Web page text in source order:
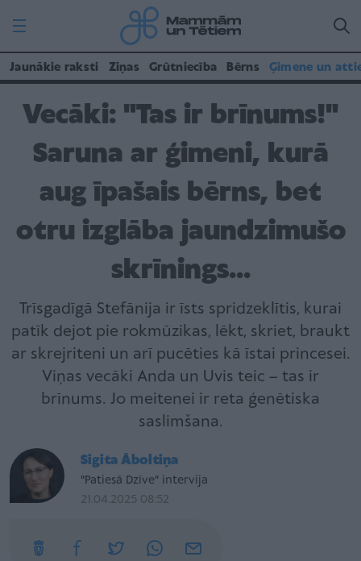
Jaunākie raksti Ziņas Grūtniecība Bērns Ģimene un
Vecāki: "Tas ir brīnums!"
Saruna ar ģimeni, kurā
aug īpašais bērns, bet
otru izglāba jaundzimušo
skrīnings...
Trīsgadīgā Stefānija ir īsts spridzeklītis, kurai
patīk dejot pie rokmūzikas, lēkt, skriet, braukt
ar skrejriteni un arī pucēties kā īstai princesei.
Viņas vecāki Anda un Uvis teic – tas ir
brīnums. Jo meitenei ir reta ģenētiska
saslimšana.
Sigita Āboltiņa
"Patiesā Dzīve" intervija
21.04.2025 08:52